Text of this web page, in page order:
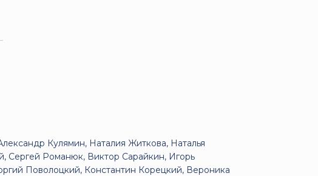
Кулямин, Наталия Житкова, Наталья
Сергей Романюк, Виктор Сарайкин, Игорь
Поволоцкий, Константин Корецкий, Вероника